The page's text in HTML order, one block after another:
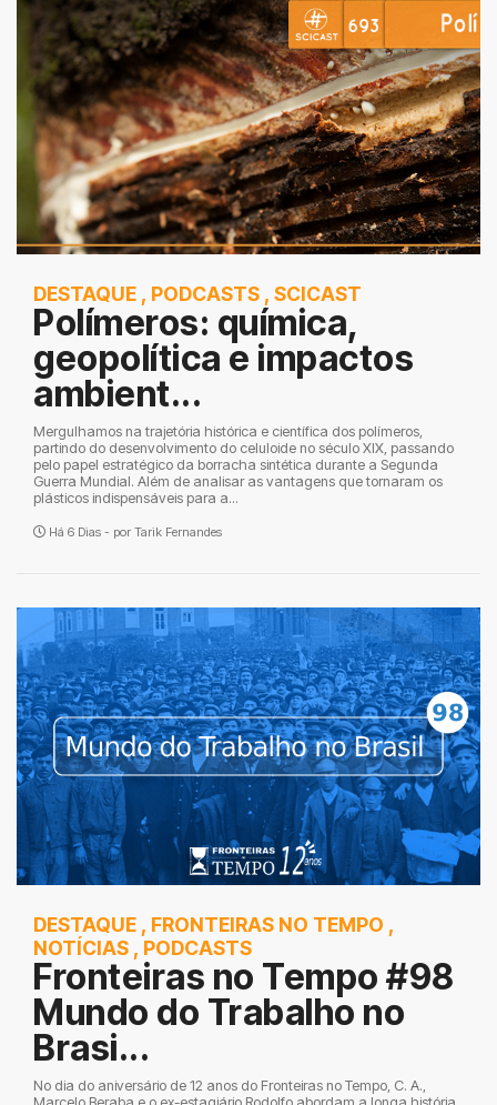
DESTAQUE , PODCASTS , SCICAST
Polímeros: química,
geopolítica e impactos
ambient...
Mergulhamos na trajetória histórica e científica dos polímeros,
partindo do desenvolvimento do celuloide no século XIX, passando
pelo papel estratégico da borracha sintética durante a Segunda
Guerra Mundial. Além de analisar as vantagens que tornaram os
plásticos indispensáveis para a...
Há 6 Dias - por Tarik Fernandes
DESTAQUE , FRONTEIRAS NO TEMPO ,
NOTÍCIAS , PODCASTS
Fronteiras no Tempo #98
Mundo do Trabalho no
Brasi...
No dia do aniversário de 12 anos do Fronteiras no Tempo, C. A.,